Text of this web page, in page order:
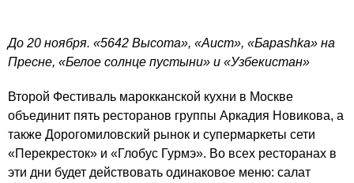
До 20 ноября. «5642 Высота», «Аист», «Бараshka» на
Пресне, «Белое солнце пустыни» и «Узбекистан»
Второй Фестиваль марокканской кухни в Москве
объединит пять ресторанов группы Аркадия Новикова, а
также Дорогомиловский рынок и супермаркеты сети
«Перекресток» и «Глобус Гурмэ». Во всех ресторанах в
эти дни будет действовать одинаковое меню: салат